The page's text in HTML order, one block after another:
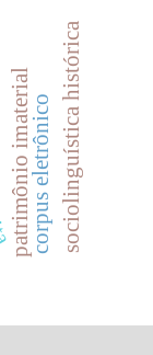
patrimônio imaterialcorpus eletrônicosociolinguística histórica